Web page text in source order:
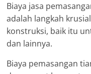
Biaya jasa
adalah langkah
konstruksi, baik itu
dan lainnya.
Biaya pemasangan